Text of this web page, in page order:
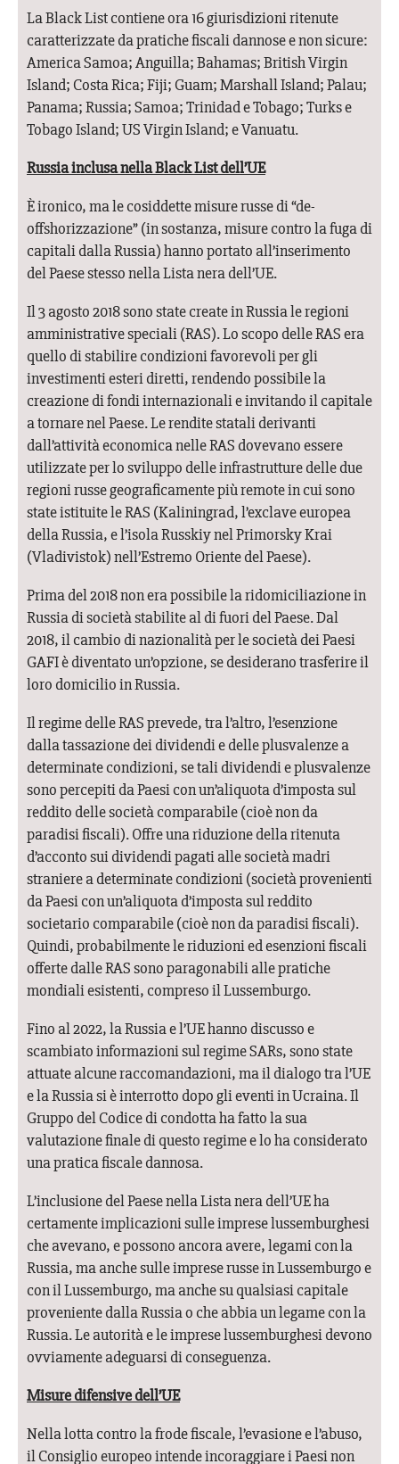
La Black List contiene ora 16 giurisdizioni ritenute
caratterizzate da pratiche fiscali dannose e non sicure:
America Samoa; Anguilla; Bahamas; British Virgin
Island; Costa Rica; Fiji; Guam; Marshall Island; Palau;
Panama; Russia; Samoa; Trinidad e Tobago; Turks e
Tobago Island; US Virgin Island; e Vanuatu.
Russia inclusa nella Black List dell’UE
È ironico, ma le cosiddette misure russe di “de-
offshorizzazione” (in sostanza, misure contro la fuga di
capitali dalla Russia) hanno portato all’inserimento
del Paese stesso nella Lista nera dell’UE.
Il 3 agosto 2018 sono state create in Russia le regioni
amministrative speciali (RAS). Lo scopo delle RAS era
quello di stabilire condizioni favorevoli per gli
investimenti esteri diretti, rendendo possibile la
creazione di fondi internazionali e invitando il capitale
a tornare nel Paese. Le rendite statali derivanti
dall’attività economica nelle RAS dovevano essere
utilizzate per lo sviluppo delle infrastrutture delle due
regioni russe geograficamente più remote in cui sono
state istituite le RAS (Kaliningrad, l’exclave europea
della Russia, e l’isola Russkiy nel Primorsky Krai
(Vladivistok) nell’Estremo Oriente del Paese).
Prima del 2018 non era possibile la ridomiciliazione in
Russia di società stabilite al di fuori del Paese. Dal
2018, il cambio di nazionalità per le società dei Paesi
GAFI è diventato un’opzione, se desiderano trasferire il
loro domicilio in Russia.
Il regime delle RAS prevede, tra l’altro, l’esenzione
dalla tassazione dei dividendi e delle plusvalenze a
determinate condizioni, se tali dividendi e plusvalenze
sono percepiti da Paesi con un’aliquota d’imposta sul
reddito delle società comparabile (cioè non da
paradisi fiscali). Offre una riduzione della ritenuta
d’acconto sui dividendi pagati alle società madri
straniere a determinate condizioni (società provenienti
da Paesi con un’aliquota d’imposta sul reddito
societario comparabile (cioè non da paradisi fiscali).
Quindi, probabilmente le riduzioni ed esenzioni fiscali
offerte dalle RAS sono paragonabili alle pratiche
mondiali esistenti, compreso il Lussemburgo.
Fino al 2022, la Russia e l’UE hanno discusso e
scambiato informazioni sul regime SARs, sono state
attuate alcune raccomandazioni, ma il dialogo tra l’UE
e la Russia si è interrotto dopo gli eventi in Ucraina. Il
Gruppo del Codice di condotta ha fatto la sua
valutazione finale di questo regime e lo ha considerato
una pratica fiscale dannosa.
L’inclusione del Paese nella Lista nera dell’UE ha
certamente implicazioni sulle imprese lussemburghesi
che avevano, e possono ancora avere, legami con la
Russia, ma anche sulle imprese russe in Lussemburgo e
con il Lussemburgo, ma anche su qualsiasi capitale
proveniente dalla Russia o che abbia un legame con la
Russia. Le autorità e le imprese lussemburghesi devono
ovviamente adeguarsi di conseguenza.
Misure difensive dell’UE
Nella lotta contro la frode fiscale, l’evasione e l’abuso,
il Consiglio europeo intende incoraggiare i Paesi non